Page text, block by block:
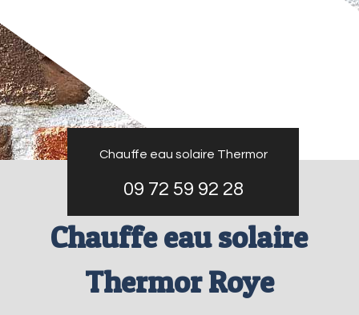
Chauffe eau solaire Thermor
09 72 59 92 28
Chauffe eau solaire
Thermor Roye